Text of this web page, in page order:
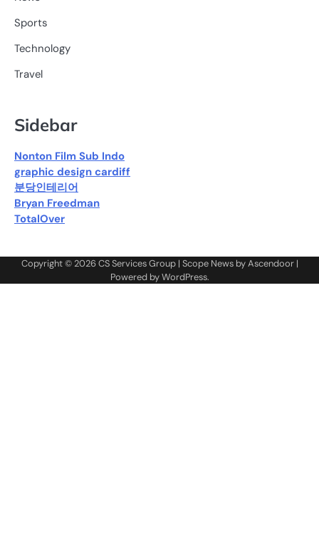
Sports
Technology
Travel
Sidebar
Nonton Film Sub Indo
graphic design cardiff
분당인테리어
Bryan Freedman
TotalOver
Copyright © 2026CS Services Group| Scope News byAscendoor|
Powered byWordPress.